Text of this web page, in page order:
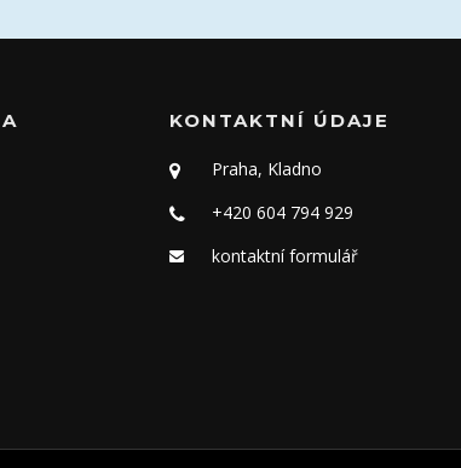
KONTAKTNÍ ÚDAJE
Praha, Kladno
+420 604 794 929
kontaktní formulář